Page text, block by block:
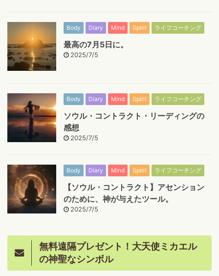
Body Diary Mind Spirit ライフコーチング
最高の7月5日に。
2025/7/5
Body Diary Mind Spirit ライフコーチング
ソウル・コントラクト・リーディングの
感想
2025/7/5
Body Diary Mind Spirit ライフコーチング
【ソウル・コントラクト】アセンション
のために、神が与えたツール。
2025/7/5
無料遠隔プレゼント！大天使ミカエル
の神聖なシンボル